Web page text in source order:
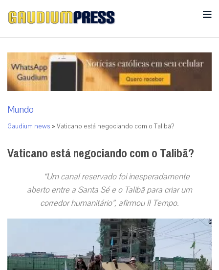
Mundo
Gaudium news >Vaticano está negociando com o Talibã?
Vaticano está negociando com o Talibã?
“Um canal reservado foi inesperadamente
aberto entre a Santa Sé e o Talibã para criar um
corredor humanitário”, afirmou Il Tempo.